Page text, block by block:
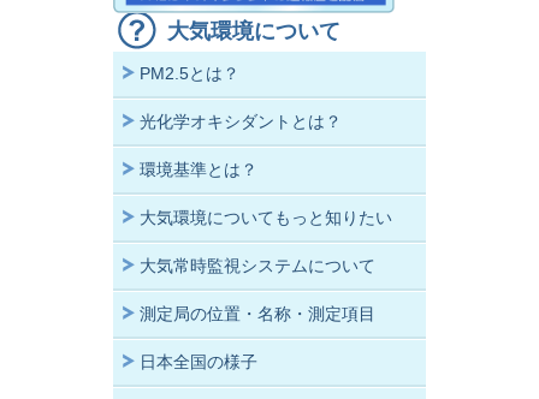
大気環境について
PM2.5とは？
光化学オキシダントとは？
環境基準とは？
大気環境についてもっと知りたい
大気常時監視システムについて
測定局の位置・名称・測定項目
日本全国の様子